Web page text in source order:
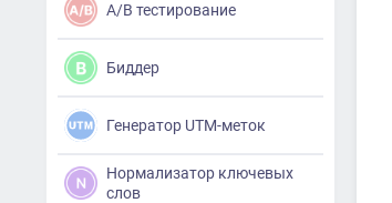
A/B тестирование
Биддер
Генератор UTM-меток
Нормализатор ключевых
слов